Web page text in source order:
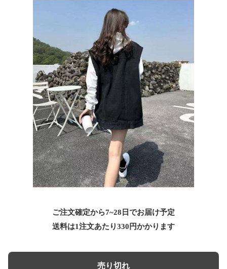
ご注文確定から7~28日でお届け予定
送料は1注文あたり330 円かかります
売り切れ